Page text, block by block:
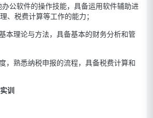
公软件的操作技能，具备运用软件辅助进
、税费计算等工作的能力；
本理论与方法，具备基本的财务分析和管
，熟悉纳税申报的流程，具备税费计算和
训